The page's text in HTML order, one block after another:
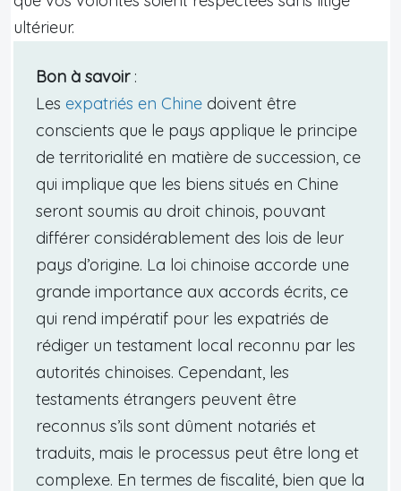
ultérieur.
Bon à savoir:
Les expatriés en Chine doivent être
conscients que le pays applique le principe
de territorialité en matière de succession, ce
qui implique que les biens situés en Chine
seront soumis au droit chinois, pouvant
différer considérablement des lois de leur
pays d’origine. La loi chinoise accorde une
grande importance aux accords écrits, ce
qui rend impératif pour les expatriés de
rédiger un testament local reconnu par les
autorités chinoises. Cependant, les
testaments étrangers peuvent être
reconnus s’ils sont dûment notariés et
traduits, mais le processus peut être long et
complexe. En termes de fiscalité, bien que la